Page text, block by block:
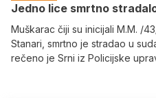
Јedno lice smrtno
Muškarac čiji su inicijali M.M. /
Stanari, smrtno je stradao u
rečeno je Srni iz Policijske